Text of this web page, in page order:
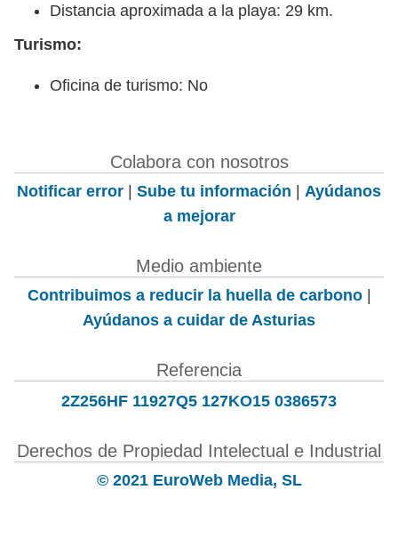
Distancia aproximada a la playa: 29 km.
Turismo:
Oficina de turismo: No
Colabora con nosotros
Notificar error | Sube tu información | Ayúdanos
a mejorar
Medio ambiente
Contribuimos a reducir la huella de carbono|
Ayúdanos a cuidar de Asturias
Referencia
2Z256HF 11927Q5 127KO15 0386573
Derechos de Propiedad Intelectual e Industrial
© 2021 EuroWeb Media, SL